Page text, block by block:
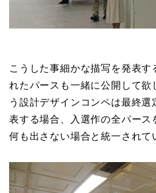
こうした事細かな描写を発表す
れたパースも一緒に公開して欲
う設計デザインコンペは最終選
表する場合、入選作の全パース
何も出さない場合と統一されて